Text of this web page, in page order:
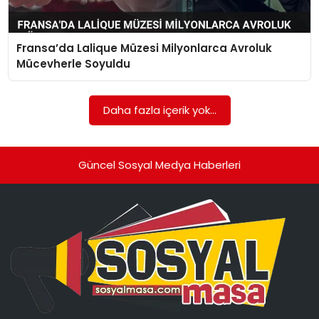
SPOR
GÜNDEM
Fransa’da Lalique Müzesi Milyonlarca Avroluk
Mücevherle Soyuldu
Daha fazla içerik yok...
Güncel Sosyal Medya Haberleri